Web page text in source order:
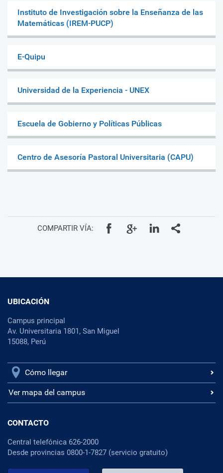
Instituto de Investigación sobre la Enseñanza de las
Matemáticas (IREM-PUCP)
E-Quipu
Universidad de la Experiencia - UNEX
Escuela de Gobierno y Políticas Públicas
Centro de Asesoría Pastoral Universitaria (CAPU)
COMPARTIR VÍA:
UBICACIÓN
Campus principal
Av. Universitaria 1801, San Miguel
15088, Perú
Cómo llegar
Ver mapa del campus
CONTACTO
Central telefónica 626-2000
Desde provincias 0800-1-7827 (servicio gratuito)